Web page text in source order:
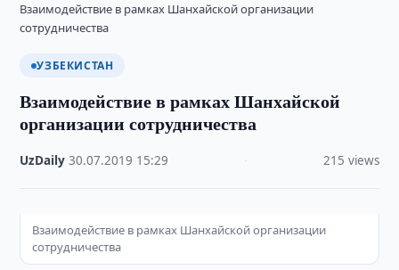
Взаимодействие в рамках Шанхайской организации
сотрудничества
УЗБЕКИСТАН
Взаимодействие в рамках Шанхайской
организации сотрудничества
UzDaily ·30.07.2019 15:29 215 views
Взаимодействие в рамках Шанхайской организации
сотрудничества